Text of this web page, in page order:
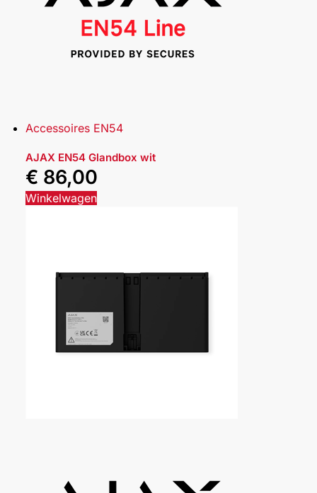
Accessoires EN54
AJAX EN54 Glandbox wit
€ 86,00
Winkelwagen